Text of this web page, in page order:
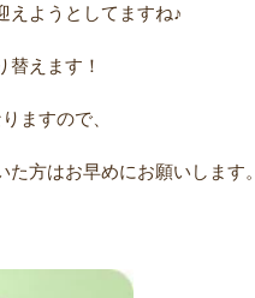
えようとしてますね♪
替えます！
ますので、
方はお早めにお願いします。